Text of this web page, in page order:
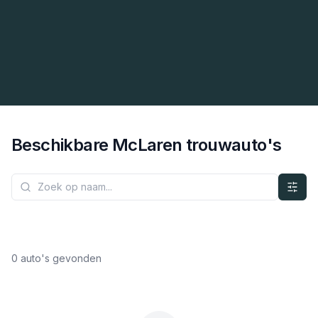
Beschikbare McLaren trouwauto's
0 auto's gevonden